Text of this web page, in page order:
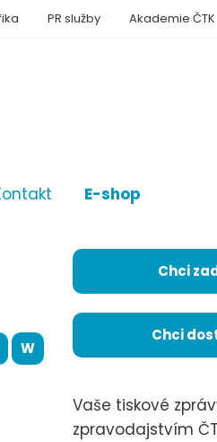
E-shop
PR služby Akademie ČTK
W
Chci
Chci
Vaše tiskové
zpravodajstvím